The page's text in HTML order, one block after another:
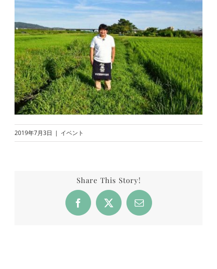
2019年7月3日 | イベント
Share This Story!
Facebook
X Email